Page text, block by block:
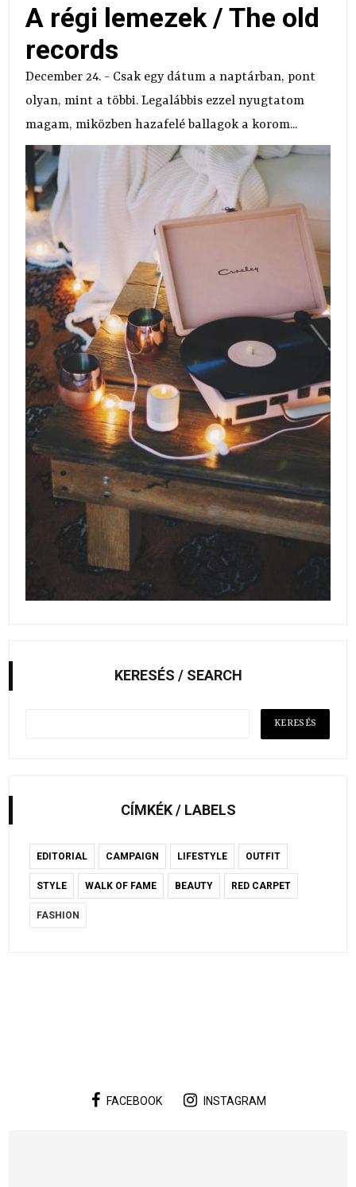
A régi lemezek / The old
records
December 24. - Csak egy dátum a naptárban, pont
olyan, mint a többi. Legalábbis ezzel nyugtatom
magam, miközben hazafelé ballagok a korom...
KERESÉS / SEARCH
CÍMKÉK / LABELS
EDITORIAL CAMPAIGN LIFESTYLE OUTFIT
STYLE WALK OF FAME BEAUTY RED CARPET
FASHION
FACEBOOK INSTAGRAM